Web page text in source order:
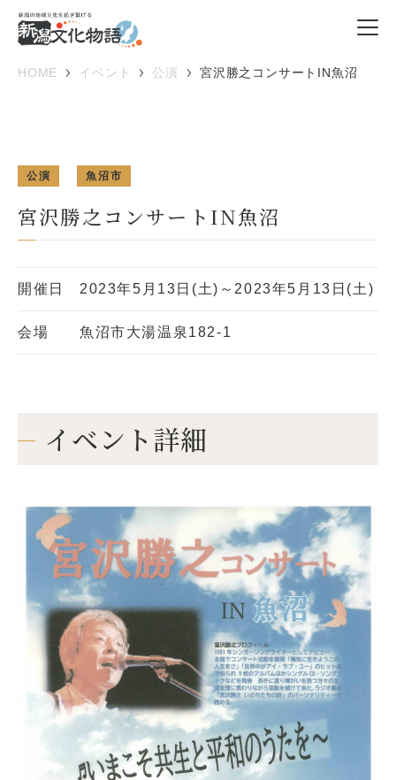
HOME イベント 公演 宮沢勝之コンサートIN魚沼
公演 魚沼市
宮沢勝之コンサートIN魚沼
開催日 2023年5月13日(土)～2023年5月13日(土)
会場 魚沼市大湯温泉182-1
イベント詳細